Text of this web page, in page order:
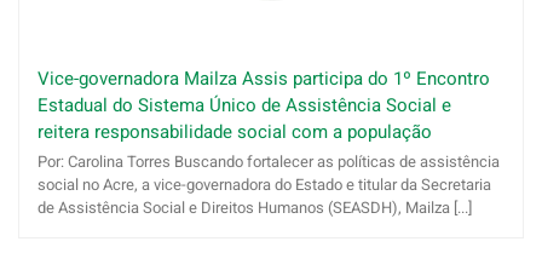
Vice-governadora Mailza Assis participa do 1º Encontro
Estadual do Sistema Único de Assistência Social e
reitera responsabilidade social com a população
Por: Carolina Torres Buscando fortalecer as políticas de assistência
social no Acre, a vice-governadora do Estado e titular da Secretaria
de Assistência Social e Direitos Humanos (SEASDH), Mailza [...]